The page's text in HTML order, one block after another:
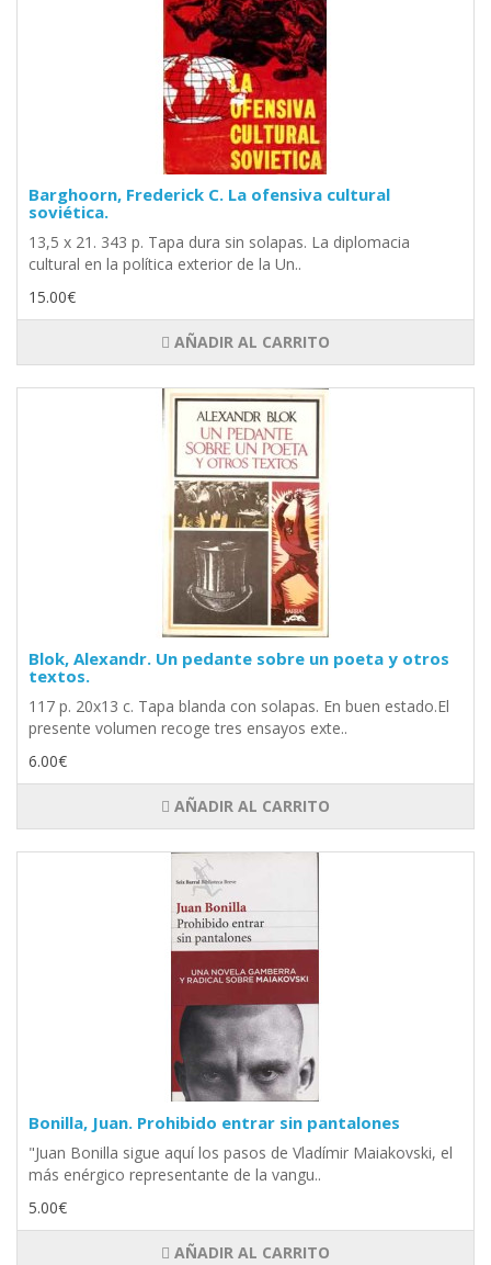
Barghoorn, Frederick C. La ofensiva cultural
soviética.
13,5 x 21. 343 p. Tapa dura sin solapas. La diplomacia
cultural en la política exterior de la Un..
15.00€
AÑADIR AL CARRITO
Blok, Alexandr. Un pedante sobre un poeta y otros
textos.
117 p. 20x13 c. Tapa blanda con solapas. En buen estado.El
presente volumen recoge tres ensayos exte..
6.00€
AÑADIR AL CARRITO
Bonilla, Juan. Prohibido entrar sin pantalones
"Juan Bonilla sigue aquí los pasos de Vladímir Maiakovski, el
más enérgico representante de la vangu..
5.00€
AÑADIR AL CARRITO